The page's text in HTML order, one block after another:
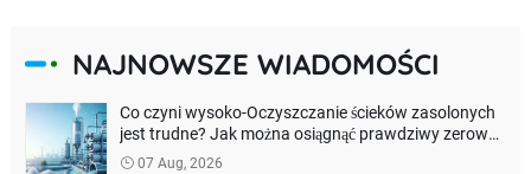
NAJNOWSZE WIADOMOŚCI
Co czyni wysoko-Oczyszczanie ścieków zasolonych
jest trudne? Jak można osiągnąć prawdziwy zerowy
wypływ cieczy?
07 Aug, 2026